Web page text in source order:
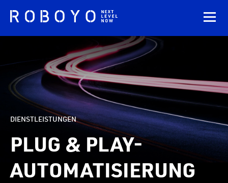
DIENSTLEISTUNGEN
PLUG & PLAY-
AUTOMATISIERUNG